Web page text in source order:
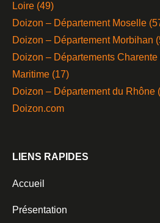
Loire (49)
Doizon – Département Moselle
Doizon – Département Morbihan
Doizon – Départements
Maritime (17)
Doizon – Département du Rhône
Doizon.com
LIENS RAPIDES
Accueil
Présentation